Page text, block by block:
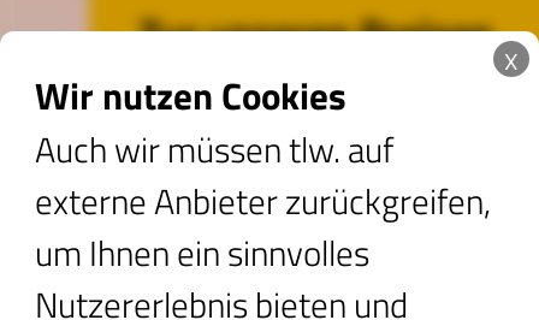
Zur unseren Preisen
Ballonfahren in und um
Wir nutzen Cookies
Auch wir müssen tlw. auf
externe Anbieter zurückgreifen,
um Ihnen ein sinnvolles
Nutzererlebnis bieten und
x